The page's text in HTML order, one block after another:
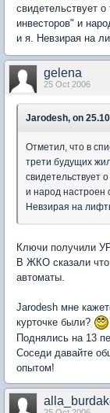
свидетельствует
инвесторов" и
и я. Невзирая на
gelena
25 Oct 2006
Jarodesh, on
Отметил, что в
трети будущих
свидетельствует
и народ настроен
Невзирая на
Ключи получили
В ЖКО сказали
автоматы.
Jarodesh мне
курточке были?
Поднялись на 13
Соседи давайте
опытом!